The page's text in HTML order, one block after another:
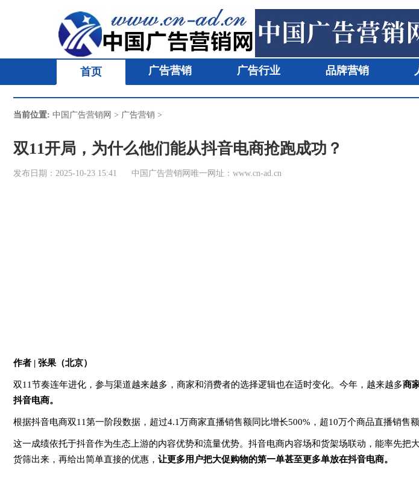
首页 广告营销 广告行业 品牌营销
当前位置: 中国广告营销网 > 广告营销 >
双11开局，为什么他们能从抖音电商抢跑成功？
发布日期：2025-10-23 15:41 中国广告营销网唯一网址：www.cn-ad.cn
作者 | 张果（北京）
双11节奏连年进化，参与渠道越来越多，商家和消费者的选择逻辑也在适时变化。今年，越来越多商
抖音电商。
根据抖音电商双11第一阶段数据，超过4.1万商家直播销售额同比增长500%，超10万个商品直播销售额
这一成绩依托于抖音作为生态上游的内容优势和流量优势。抖音电商内容场和货架场联动，能率先把
货筛出来，再给出简单直接的优惠， 让更多用户把大促购物的第一单甚至更多单放在抖音电商。